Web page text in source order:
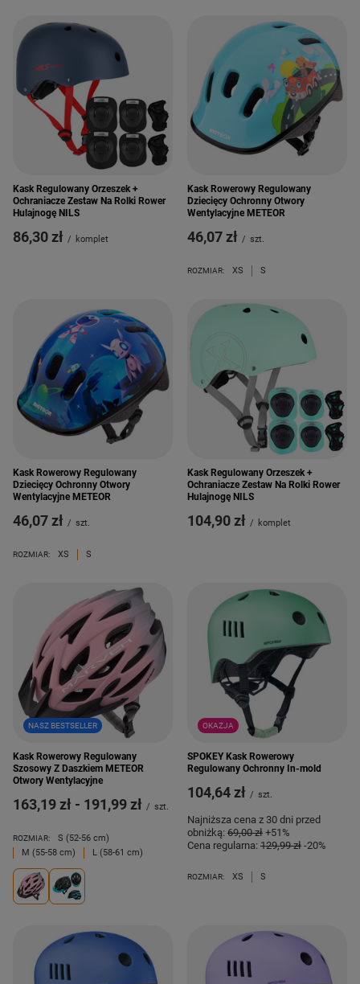
Kask Regulowany Orzeszek +
Ochraniacze Zestaw Na Rolki Rower
Hulajnogę NILS
86,30 zł / komplet
Kask Rowerowy Regulowany
Dziecięcy Ochronny Otwory
Wentylacyjne METEOR
46,07 zł / szt.
ROZMIAR: XS S
Kask Rowerowy Regulowany
Dziecięcy Ochronny Otwory
Wentylacyjne METEOR
46,07 zł / szt.
ROZMIAR: XS S
Kask Regulowany Orzeszek +
Ochraniacze Zestaw Na Rolki Rower
Hulajnogę NILS
104,90 zł / komplet
NASZ BESTSELLER
Kask Rowerowy Regulowany
Szosowy Z Daszkiem METEOR
Otwory Wentylacyjne
od
163,19 zł - do
191,99 zł / szt.
ROZMIAR:
S (52-56 cm)
M (55-58 cm)
L (58-61 cm)
OKAZJA
SPOKEY Kask Rowerowy
Regulowany Ochronny In-mold
104,64 zł / szt.
Najniższa cena z 30 dni przed
obniżką: 69,00 zł +51%
Cena regularna: 129,99 zł -20%
ROZMIAR: XS S